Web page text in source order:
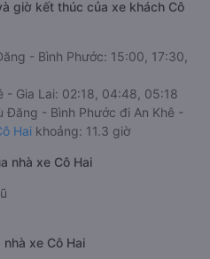
giờ kết thúc của xe khách Cô
- Bình Phước: 15:00, 17:30,